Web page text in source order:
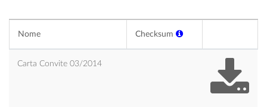
Nome Checksum
Carta Convite 03/2014